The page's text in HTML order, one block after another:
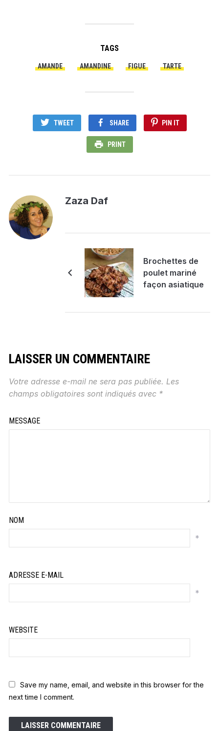
TAGS
AMANDE AMANDINE FIGUE TARTE
TWEET SHARE PIN IT
PRINT
Zaza Daf
Brochettes de
poulet mariné
façon asiatique
LAISSER UN COMMENTAIRE
Votre adresse e-mail ne sera pas publiée. Les
champs obligatoires sont indiqués avec *
MESSAGE
NOM
*
ADRESSE E-MAIL
*
WEBSITE
Save my name, email, and website in this browser for the
next time I comment.